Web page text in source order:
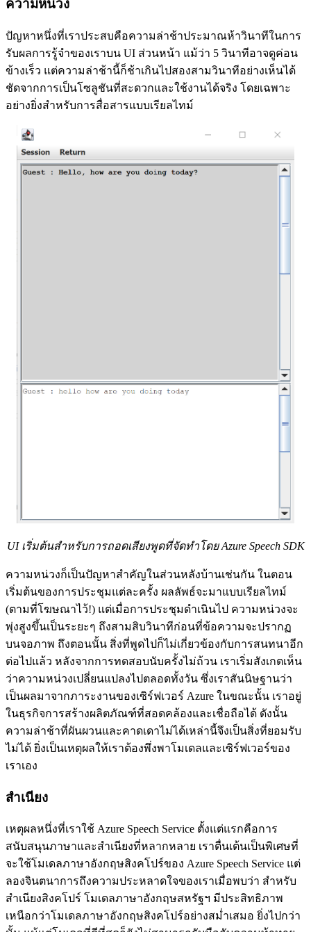
ความหน่วง
ปัญหาหนึ่งที่เราประสบคือความล่าช้าประมาณห้าวินาทีในการ
รับผลการรู้จำของเราบน UI ส่วนหน้า แม้ว่า 5 วินาทีอาจดูค่อน
ข้างเร็ว แต่ความล่าช้านี้ก็ช้าเกินไปสองสามวินาทีอย่างเห็นได้
ชัดจากการเป็นโซลูชันที่สะดวกและใช้งานได้จริง โดยเฉพาะ
อย่างยิ่งสำหรับการสื่อสารแบบเรียลไทม์
UI เริ่มต้นสำหรับการถอดเสียงพูดที่จัดทำโดย Azure Speech SDK
ความหน่วงก็เป็นปัญหาสำคัญในส่วนหลังบ้านเช่นกัน ในตอน
เริ่มต้นของการประชุมแต่ละครั้ง ผลลัพธ์จะมาแบบเรียลไทม์
(ตามที่โฆษณาไว้!) แต่เมื่อการประชุมดำเนินไป ความหน่วงจะ
พุ่งสูงขึ้นเป็นระยะๆ ถึงสามสิบวินาทีก่อนที่ข้อความจะปรากฏ
บนจอภาพ ถึงตอนนั้น สิ่งที่พูดไปก็ไม่เกี่ยวข้องกับการสนทนาอีก
ต่อไปแล้ว หลังจากการทดสอบนับครั้งไม่ถ้วน เราเริ่มสังเกตเห็น
ว่าความหน่วงเปลี่ยนแปลงไปตลอดทั้งวัน ซึ่งเราสันนิษฐานว่า
เป็นผลมาจากภาระงานของเซิร์ฟเวอร์ Azure ในขณะนั้น เราอยู่
ในธุรกิจการสร้างผลิตภัณฑ์ที่สอดคล้องและเชื่อถือได้ ดังนั้น
ความล่าช้าที่ผันผวนและคาดเดาไม่ได้เหล่านี้จึงเป็นสิ่งที่ยอมรับ
ไม่ได้ ยิ่งเป็นเหตุผลให้เราต้องพึ่งพาโมเดลและเซิร์ฟเวอร์ของ
เราเอง
สำเนียง
เหตุผลหนึ่งที่เราใช้ Azure Speech Service ตั้งแต่แรกคือการ
สนับสนุนภาษาและสำเนียงที่หลากหลาย เราตื่นเต้นเป็นพิเศษที่
จะใช้โมเดลภาษาอังกฤษสิงคโปร์ของ Azure Speech Service แต่
ลองจินตนาการถึงความประหลาดใจของเราเมื่อพบว่า สำหรับ
สำเนียงสิงคโปร์ โมเดลภาษาอังกฤษสหรัฐฯ มีประสิทธิภาพ
เหนือกว่าโมเดลภาษาอังกฤษสิงคโปร์อย่างสม่ำเสมอ ยิ่งไปกว่า